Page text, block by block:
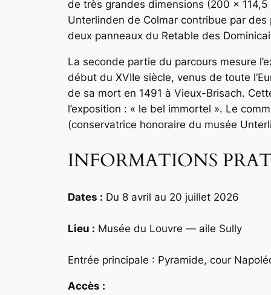
de très grandes dimensions (200 ×
Unterlinden de Colmar contribue par
deux panneaux du Retable des
La seconde partie du parcours mesure
début du XVIIe siècle, venus de toute
de sa mort en 1491 à Vieux-Brisach.
l’exposition : « le bel immortel ». Le
(conservatrice honoraire du musée
INFORMATIONS
Dates : Du 8 avril au 20 juillet 2026
Lieu : Musée du Louvre — aile Sully
Entrée principale : Pyramide, cour
Accès :